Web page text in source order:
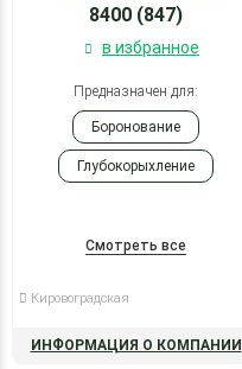
8400 (847)
в избранное
Предназначен для:
Боронование
Глубокорыхление
Смотреть все
Кировоградская
ИНФОРМАЦИЯ О КОМПАНИИ